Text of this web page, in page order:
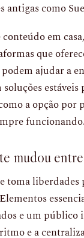
antigas como
em
que
ajudar a
estáveis
a opção por
funcionando.
mudou
toma liberdades
e um público
e a